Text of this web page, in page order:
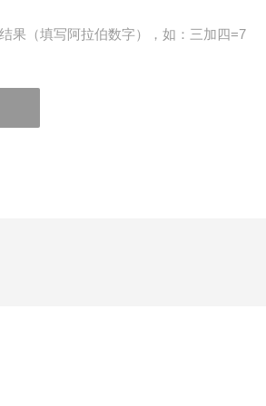
果（填写阿拉伯数字），如：三加四=7